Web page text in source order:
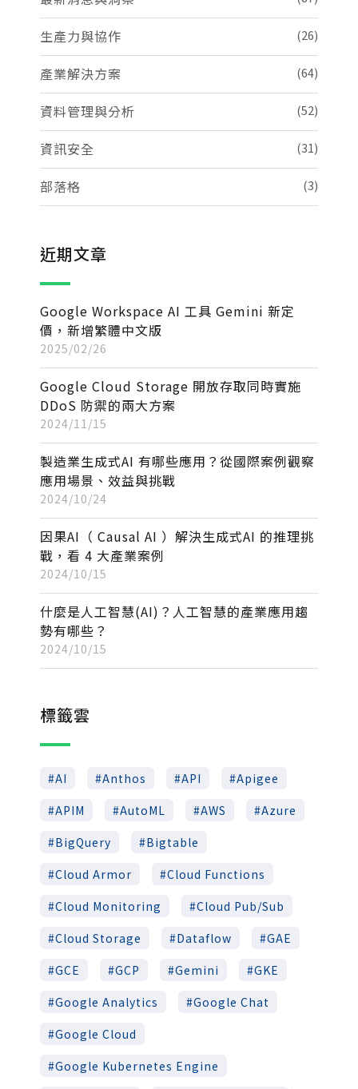
生產力與協作 (26)
產業解決方案 (64)
資料管理與分析 (52)
資訊安全 (31)
部落格 (3)
近期文章
Google Workspace AI 工具 Gemini 新定
價，新增繁體中文版
2025/02/26
Google Cloud Storage 開放存取同時實施
DDoS 防禦的兩大方案
2024/11/15
製造業生成式AI 有哪些應用？從國際案例觀察
應用場景、效益與挑戰
2024/10/24
因果AI（ Causal AI ）解決生成式AI 的推理挑
戰，看 4 大產業案例
2024/10/15
什麼是人工智慧(AI)？人工智慧的產業應用趨
勢有哪些？
2024/10/15
標籤雲
AI Anthos API
Apigee
APIM
AutoML AWS
Azure
BigQuery
Bigtable
Cloud Armor
Cloud Functions
Cloud Monitoring
Cloud Pub/Sub
Cloud Storage
Dataflow
GAE
GCE
GCP Gemini
GKE
Google Analytics
Google Chat
Google Cloud
Google Kubernetes Engine